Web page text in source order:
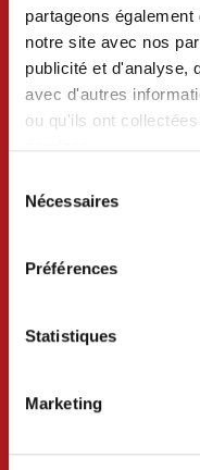
partageons
notre site avec nos
publicité et d'analyse,
avec d'autres
ou qu'ils ont
consentement
Nécessaires
Préférences
Statistiques
Marketing
VILLE DE CRAON
Nous contacter
Lundi au